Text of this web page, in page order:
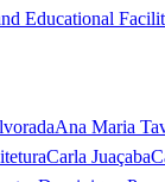
Educational
Ana Maria
Carla Juaçaba